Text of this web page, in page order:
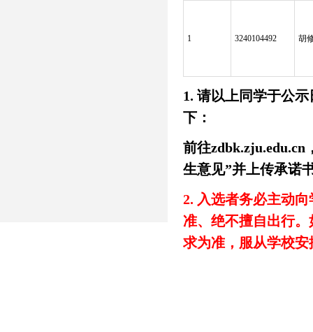
1 3240104492 胡
1. 请以上同学于公
下：
前往zdbk.zju.edu.cn
生意见”并上传承诺
2. 入选者务必主动
准、绝不擅自出行
求为准，服从学校安